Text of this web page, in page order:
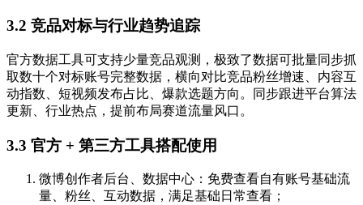
3.2 竞品对标与行业趋势追踪
官方数据工具可支持少量竞品观测，极致了数据可批量同步抓
取数十个对标账号完整数据，横向对比竞品粉丝增速、内容互
动指数、短视频发布占比、爆款选题方向。同步跟进平台算法
更新、行业热点，提前布局赛道流量风口。
3.3 官方 + 第三方工具搭配使用
微博创作者后台、数据中心：免费查看自有账号基础流
量、粉丝、互动数据，满足基础日常查看；